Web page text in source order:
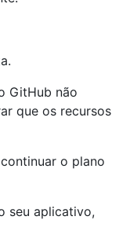
GitHub não
que os recursos
o plano
seu aplicativo,